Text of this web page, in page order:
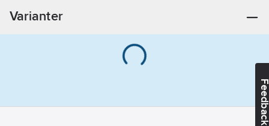
Standardsonder finns i
stora, robusta och
Varianter